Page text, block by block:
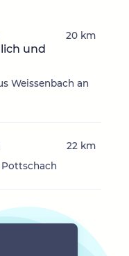
und
Weissenbach an
20 km
Pottschach
22 km